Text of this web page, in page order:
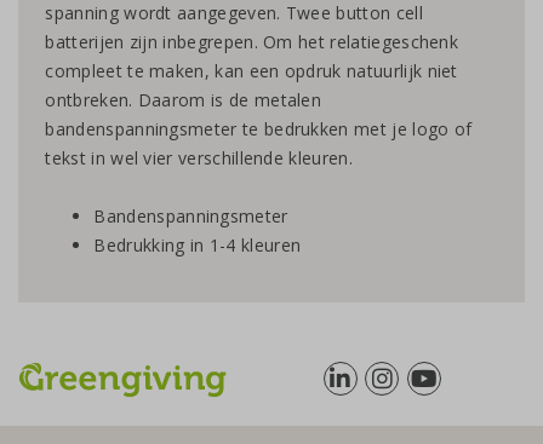
spanning wordt aangegeven. Twee button cell
batterijen zijn inbegrepen. Om het relatiegeschenk
compleet te maken, kan een opdruk natuurlijk niet
ontbreken. Daarom is de metalen
bandenspanningsmeter te bedrukken met je logo of
tekst in wel vier verschillende kleuren.
Bandenspanningsmeter
Bedrukking in 1-4 kleuren